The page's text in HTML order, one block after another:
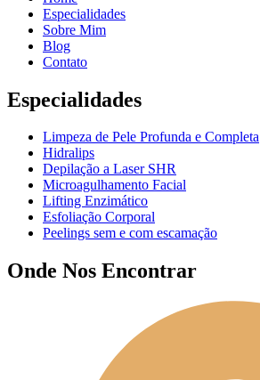
Especialidades
Sobre Mim
Blog
Contato
Especialidades
Limpeza de Pele Profunda e Completa
Hidralips
Depilação a Laser SHR
Microagulhamento Facial
Lifting Enzimático
Esfoliação Corporal
Peelings sem e com escamação
Onde Nos Encontrar